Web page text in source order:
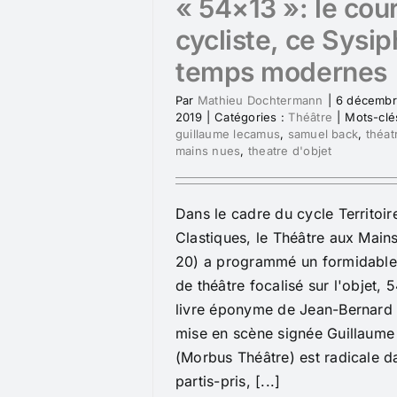
« 54×13 »: le
cycliste, ce
temps modernes
Par Mathieu Dochtermann
6
2019
Catégories :Théâtre Mots-
guillaume lecamus, samuel back,
mains nues, theatre d'objet
Dans le cadre du cycle
Clastiques, le Théâtre aux
20) a programmé un
de théâtre focalisé sur l'objet,
livre éponyme de Jean-Bernard
mise en scène signée
(Morbus Théâtre) est radicale
partis-pris, [...]